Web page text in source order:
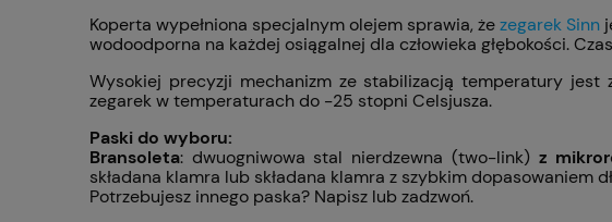
Koperta wypełniona specjalnym olejem sprawia, żezegarek Sinn
wodoodporna na każdej osiągalnej dla człowieka głębokości.
Wysokiej precyzji mechanizm ze stabilizacją temperatury
zegarek w temperaturach do -25 stopni Celsjusza.
Paski do wyboru:
Bransoleta: dwuogniwowa stal nierdzewna (two-link) z
składana klamra lub składana klamra z szybkim dopasowaniem
Potrzebujesz innego paska? Napisz lub zadzwoń.